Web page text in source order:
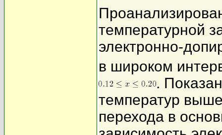
температурной
электронно-
в широком
.
температур
перехода в